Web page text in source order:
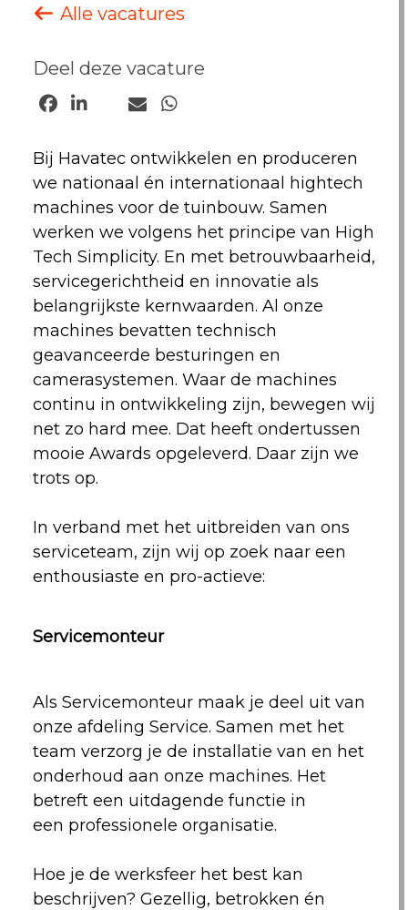
Alle vacatures
Deel deze vacature
Bij Havatec ontwikkelen en produceren
we nationaal én internationaal hightech
machines voor de tuinbouw. Samen
werken we volgens het principe van High
Tech Simplicity. En met betrouwbaarheid,
servicegerichtheid en innovatie als
belangrijkste kernwaarden. Al onze
machines bevatten technisch
geavanceerde besturingen en
camerasystemen. Waar de machines
continu in ontwikkeling zijn, bewegen wij
net zo hard mee. Dat heeft ondertussen
mooie Awards opgeleverd. Daar zijn we
trots op.
In verband met het uitbreiden van ons
serviceteam, zijn wij op zoek naar een
enthousiaste en pro-actieve:
Servicemonteur
Als Servicemonteur maak je deel uit van
onze afdeling Service. Samen met het
team verzorg je de installatie van en het
onderhoud aan onze machines. Het
betreft een uitdagende functie in
een professionele organisatie.
Hoe je de werksfeer het best kan
beschrijven? Gezellig, betrokken én